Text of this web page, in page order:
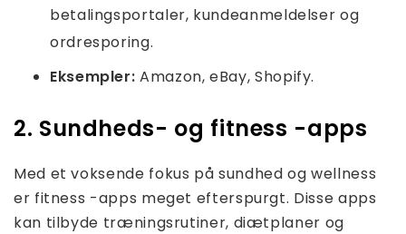
betalingsportaler, kundeanmeldelser og
ordresporing.
Eksempler:Amazon, eBay, Shopify.
2. Sundheds- og fitness -apps
Med et voksende fokus på sundhed og wellness
er fitness -apps meget efterspurgt. Disse apps
kan tilbyde træningsrutiner, diætplaner og